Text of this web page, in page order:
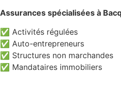
Assurances spécialisées à
✅ Activités régulées
✅ Auto-entrepreneurs
✅ Structures non marchandes
✅ Mandataires immobiliers